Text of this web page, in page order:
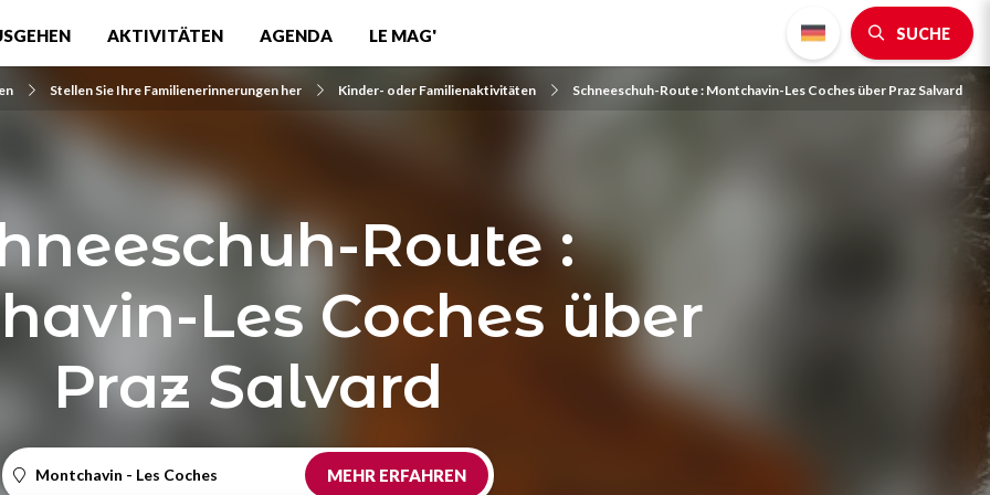
AKTIVITÄTEN AGENDA LE MAG' SUCHE
Stellen Sie Ihre Familienerinnerungen her Kinder- oder Familienaktivitäten Schneeschuh-Route : Montchavin-Les Coches über Praz Salvard
Route :
Les Coches über
Praz Salvard
Montchavin - Les Coches MEHR ERFAHREN